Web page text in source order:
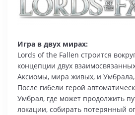
Игра в двух мирах:
Lords of the Fallen строится
концепции двух
Аксиомы, мира живых, и
После гибели герой
Умбрал, где может продолжить
локации, собирать потерянный